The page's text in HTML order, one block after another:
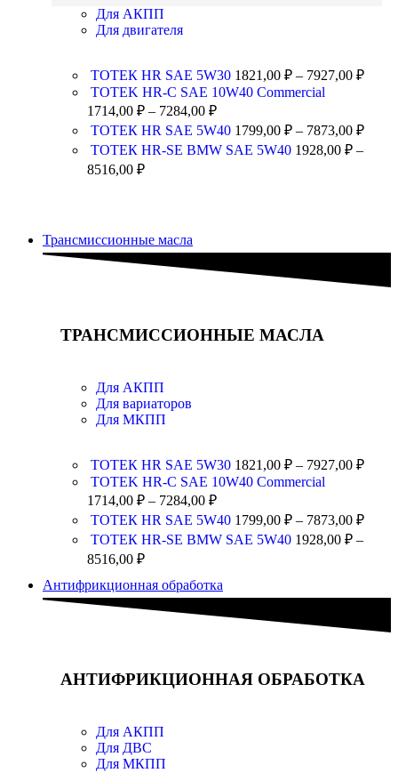
Для АКПП
Для двигателя
ТОТЕК HR SAE 5W30 1821,00 ₽ – 7927,00 ₽
TOTEK HR-C SAE 10W40 Commercial
1714,00 ₽ – 7284,00 ₽
ТОТЕК HR SAE 5W40 1799,00 ₽ – 7873,00 ₽
ТОТЕК HR-SE BMW SAE 5W40 1928,00 ₽ –
8516,00 ₽
Трансмиссионные масла
ТРАНСМИССИОННЫЕ МАСЛА
Для АКПП
Для вариаторов
Для МКПП
ТОТЕК HR SAE 5W30 1821,00 ₽ – 7927,00 ₽
TOTEK HR-C SAE 10W40 Commercial
1714,00 ₽ – 7284,00 ₽
ТОТЕК HR SAE 5W40 1799,00 ₽ – 7873,00 ₽
ТОТЕК HR-SE BMW SAE 5W40 1928,00 ₽ –
8516,00 ₽
Антифрикционная обработка
АНТИФРИКЦИОННАЯ ОБРАБОТКА
Для АКПП
Для ДВС
Для МКПП